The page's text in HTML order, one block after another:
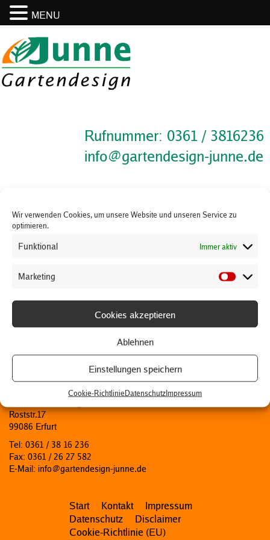
Wir verwenden Cookies, um unsere Website und unseren Service zu
optimieren.
Funktional Immer aktiv
Marketing
Cookies akzeptieren
Ablehnen
Einstellungen speichern
Cookie-RichtlinieDatenschutzImpressum
Rufnummer: 0361 / 3816236
info@gartendesign-junne.de
KONTAKT
Roststr.17
99086 Erfurt
Tel: 0361 / 38 16 236
Fax: 0361 / 26 27 582
E-Mail: info@gartendesign-junne.de
Start Kontakt
Impressum
Datenschutz
Disclaimer
Cookie-Richtlinie (EU)
MENU